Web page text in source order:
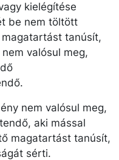
kielégítése
be nem töltött
tanúsít,
valósul meg,
nem valósul meg,
aki mással
magatartást tanúsít,
sérti.